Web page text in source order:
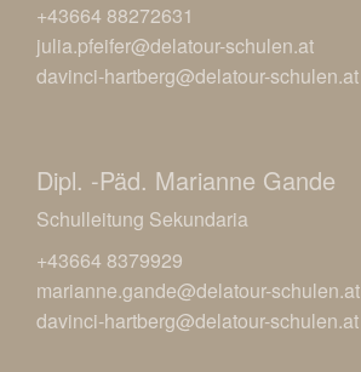
+43664 88272631
julia.pfeifer@delatour-schulen.at
davinci-hartberg@delatour-schulen.at
Dipl. -Päd. Marianne Gande
Schulleitung Sekundaria
+43664 8379929
marianne.gande@delatour-schulen.at
davinci-hartberg@delatour-schulen.at